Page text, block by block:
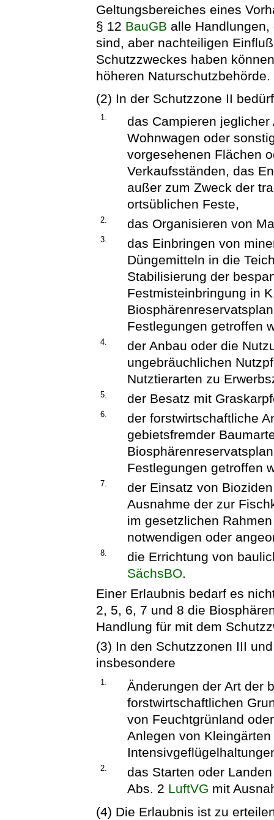
Geltungsbereiches eines
§ 12 BauGB alle
sind, aber nachteiligen
Schutzzweckes haben
höheren Naturschutzbehörde.
(2) In der Schutzzone II
1.
das Campieren
Wohnwagen oder
vorgesehenen Flächen
Verkaufsständen, das
außer zum Zweck der
ortsüblichen Feste,
2. das Organisieren von
3.
das Einbringen von
Düngemitteln in die
Stabilisierung der
Festmisteinbringung in
Festlegungen getroffen
4.
der Anbau oder die
ungebräuchlichen
Nutztierarten zu
5. der Besatz mit
6.
der forstwirtschaftliche
gebietsfremder
Festlegungen getroffen
7.
der Einsatz von
Ausnahme der zur
im gesetzlichen
notwendigen oder
8.
die Errichtung von
SächsBO.
Einer Erlaubnis bedarf es
2, 5, 6, 7 und 8 die
Handlung für mit dem
(3) In den Schutzzonen III
insbesondere
1.
Änderungen der Art der
forstwirtschaftlichen
von Feuchtgrünland
Anlegen von
2.
das Starten oder
Abs. 2 LuftVG mit
(4) Die Erlaubnis ist zu